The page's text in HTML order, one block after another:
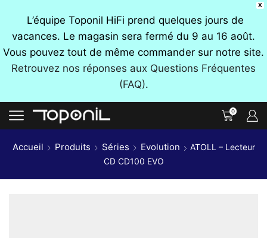
X
L’équipe Toponil HiFi prend quelques jours de
vacances. Le magasin sera fermé du 9 au 16 août.
Vous pouvez tout de même commander sur notre site.
Retrouvez nos réponses aux Questions Fréquentes
(FAQ).
0
Accueil Produits Séries Evolution
ATOLL – Lecteur
CD CD100 EVO